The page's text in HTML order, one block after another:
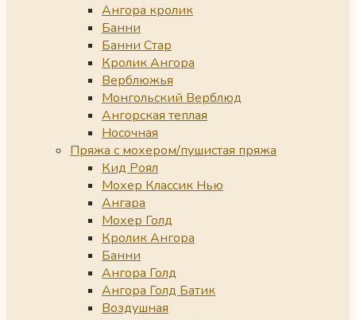
Ангора кролик
Банни
Банни Стар
Кролик Ангора
Верблюжья
Монгольский Верблюд
Ангорская теплая
Носочная
Пряжа с мохером/пушистая пряжа
Кид Роял
Мохер Классик Нью
Ангара
Мохер Голд
Кролик Ангора
Банни
Ангора Голд
Ангора Голд Батик
Воздушная